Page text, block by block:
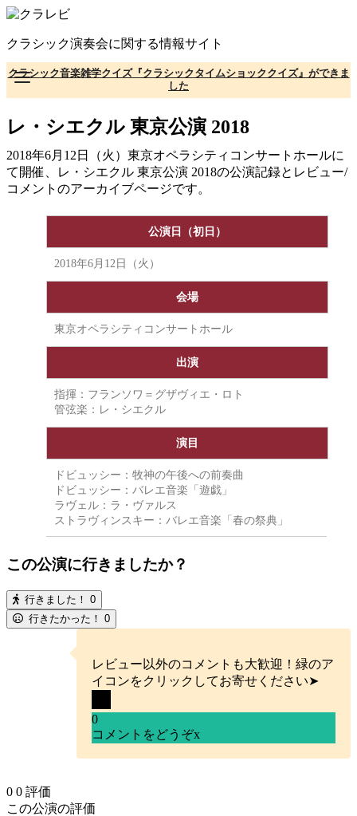
コ
テ
ン
ツ
へ
動
クラシック演奏会に関する情報サイト
クラシック音楽雑学クイズ『クラシックタイムショッククイズ』ができま
した
レ・シエクル 東京公演 2018
2018年6月12日（火）東京オペラシティコンサートホールに
て開催、レ・シエクル 東京公演 2018の公演記録とレビュー/
コメントのアーカイブページです。
公演日（初日）
2018年6月12日（火）
会場
東京オペラシティコンサートホール
出演
指揮：フランソワ＝グザヴィエ・ロト
管弦楽：レ・シエクル
演目
ドビュッシー：牧神の午後への前奏曲
ドビュッシー：バレエ音楽「遊戯」
ラヴェル：ラ・ヴァルス
ストラヴィンスキー：バレエ音楽「春の祭典」
この公演に行きましたか？
行きました！ 0
行きたかった！ 0
レビュー以外のコメントも大歓迎！緑のア
イコンをクリックしてお寄せください➤
0
コメントをどうぞx
0 0 評価
この公演の評価